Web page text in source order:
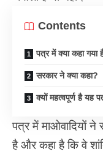
Contents
पत्र में क्या कहा गया
सरकार ने क्या कहा?
क्यों महत्वपूर्ण है यह
पत्र में माओवादियों
है और कहा है कि वे